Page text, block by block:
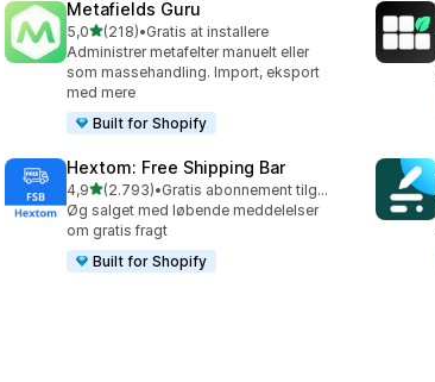
Metafields Guru
5,0ud af 5 stjerner
(218)
218 anmeldelser i alt
•Gratis at installere
Administrer metafelter manuelt eller
som massehandling. Import, eksport
med mere
Built for Shopify
Hextom: Free Shipping Bar
4,9ud af 5 stjerner
(2.793)
2793 anmeldelser i alt
•
Gratis abonnement tilgængeligt
Øg salget med løbende meddelelser
om gratis fragt
Built for Shopify